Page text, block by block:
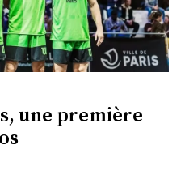
une première